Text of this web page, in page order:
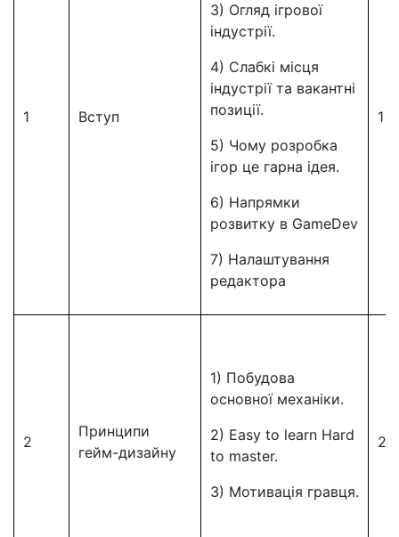
1 Вступ
3) Огляд ігрової
індустрії.
4) Слабкі місця
індустрії та вакантні
позиції.
5) Чому розробка
ігор це гарна ідея.
6) Напрямки
розвитку в GameDev
7) Налаштування
редактора
1
2
Принципи
гейм-дизайну
1) Побудова
основної механіки.
2) Easy to learn Hard
to master.
3) Мотивація гравця.
2